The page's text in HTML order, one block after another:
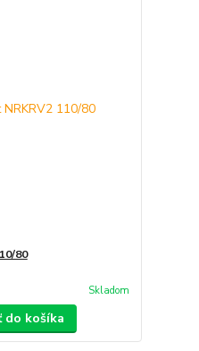
80
Skladom
do košíka